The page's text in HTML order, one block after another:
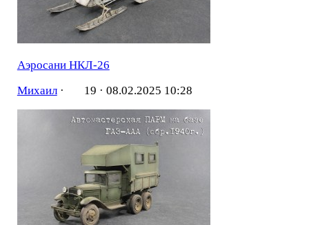
Аэросани НКЛ-26
Михаил· 19 · 08.02.2025 10:28